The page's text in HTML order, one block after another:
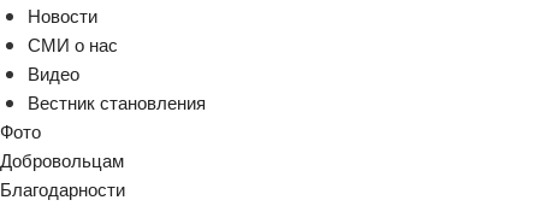
Новости
СМИ о нас
Видео
Вестник становления
Фото
Добровольцам
Благодарности